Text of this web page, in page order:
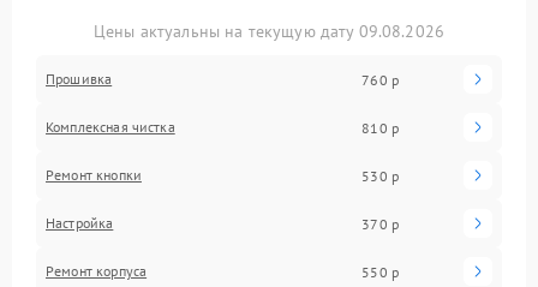
Цены актуальны на текущую дату 09.08.2026
Прошивка 760 р
Комплексная чистка 810 р
Ремонт кнопки 530 р
Настройка 370 р
Ремонт корпуса 550 р